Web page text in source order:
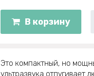
В корзину
Это компактный, но
ультразвука отпугивает